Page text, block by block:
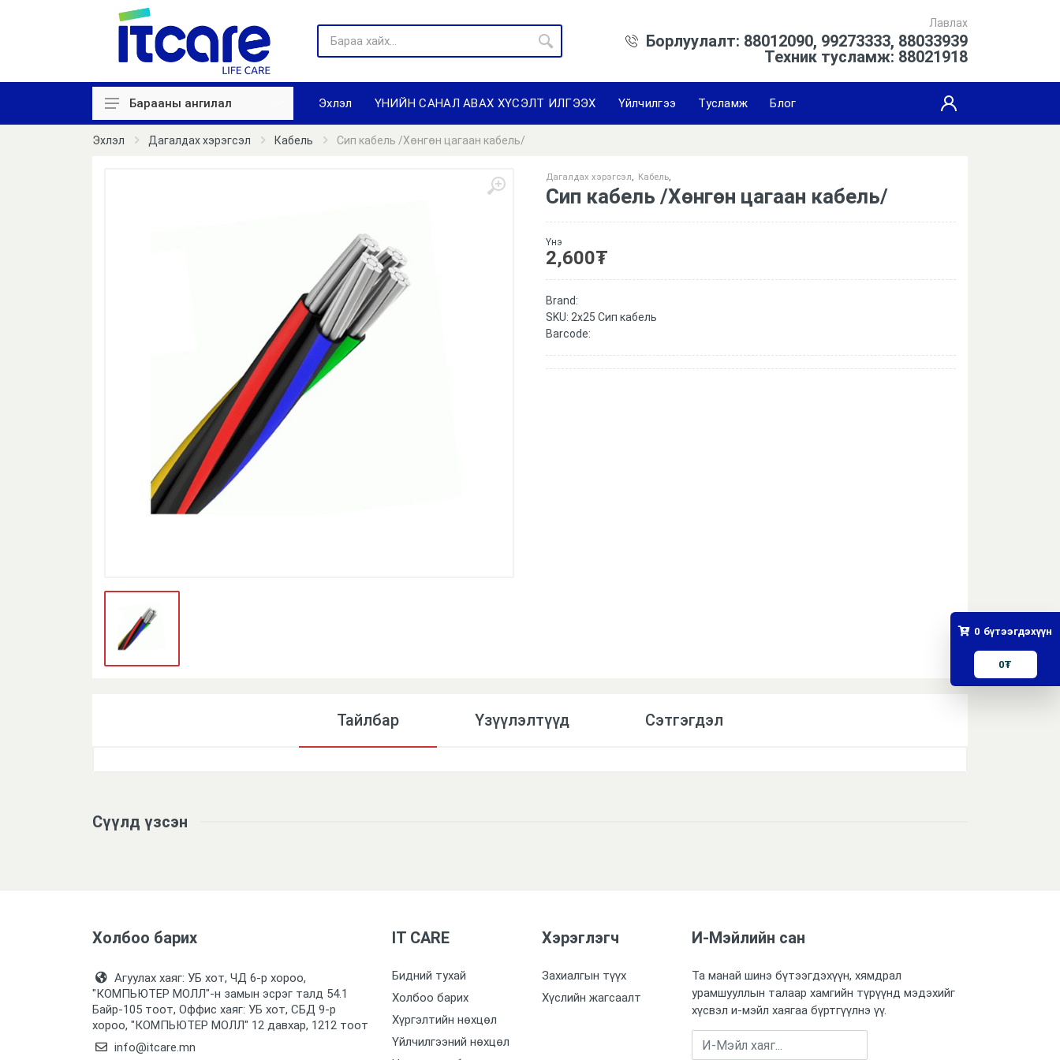
Лавлах
Борлуулалт: 88012090, 99273333, 88033939
Техник тусламж: 88021918
Хяналтын камер
Дагалдах хэрэгсэл
Барааны ангилал Эхлэл ҮНИЙН САНАЛ АВАХ ХҮСЭЛТ ИЛГЭЭХ Үйлчилгээ Тусламж Блог
Эхлэл Дагалдах хэрэгсэл Кабель Сип кабель /Хөнгөн цагаан кабель/
Дагалдах хэрэгсэл, Кабель,
Сип кабель /Хөнгөн цагаан кабель/
Үнэ
2,600₮
Brand:
SKU: 2x25 Сип кабель
Barcode:
Тайлбар Үзүүлэлтүүд Сэтгэгдэл
Сүүлд үзсэн
Холбоо барих
Агуулах хаяг: УБ хот, ЧД 6-р хороо,
"КОМПЬЮТЕР МОЛЛ᠌"-н замын эсрэг талд 54.1
Байр-105 тоот, Оффис хаяг: УБ хот, СБД 9-р
хороо, "КОМПЬЮТЕР МОЛЛ᠌" 12 давхар, 1212 тоот
info@itcare.mn
IT CARE
Бидний тухай
Холбоо барих
Хүргэлтийн нөхцөл
Үйлчилгээний нөхцөл
Хэрэглэгч
Захиалгын түүх
Хүслийн жагсаалт
И-Мэйлийн сан
Та манай шинэ бүтээгдэхүүн, хямдрал
урамшууллын талаар хамгийн түрүүнд мэдэхийг
хүсвэл и-мэйл хаягаа бүртгүүлнэ үү.
0 бүтээгдэхүүн
0₮